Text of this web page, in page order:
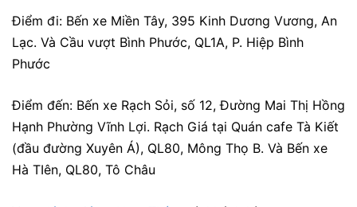
Điểm đi: Bến xe Miền Tây, 395 Kinh Dương Vương, An
Lạc. Và Cầu vượt Bình Phước, QL1A, P. Hiệp Bình
Phước
Điểm đến: Bến xe Rạch Sỏi, số 12, Đường Mai Thị Hồng
Hạnh Phường Vĩnh Lợi. Rạch Giá tại Quán cafe Tà Kiết
(đầu đường Xuyên Á), QL80, Mông Thọ B. Và Bến xe
Hà TIên, QL80, Tô Châu